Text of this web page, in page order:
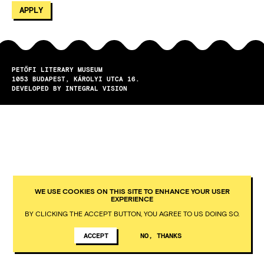
PETŐFI LITERARY MUSEUM
1053
BUDAPEST
KÁROLYI UTCA 16.
DEVELOPED BY INTEGRAL VISION
WE USE COOKIES ON THIS SITE TO ENHANCE YOUR USER
EXPERIENCE
BY CLICKING THE ACCEPT BUTTON, YOU AGREE TO US DOING SO.
ACCEPT NO, THANKS